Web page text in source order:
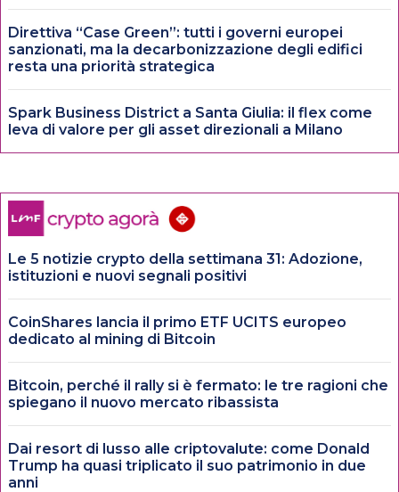
Direttiva “Case Green”: tutti i governi europei
sanzionati, ma la decarbonizzazione degli edifici
resta una priorità strategica
Spark Business District a Santa Giulia: il flex come
leva di valore per gli asset direzionali a Milano
Le 5 notizie crypto della settimana 31: Adozione,
istituzioni e nuovi segnali positivi
CoinShares lancia il primo ETF UCITS europeo
dedicato al mining di Bitcoin
Bitcoin, perché il rally si è fermato: le tre ragioni che
spiegano il nuovo mercato ribassista
Dai resort di lusso alle criptovalute: come Donald
Trump ha quasi triplicato il suo patrimonio in due
anni